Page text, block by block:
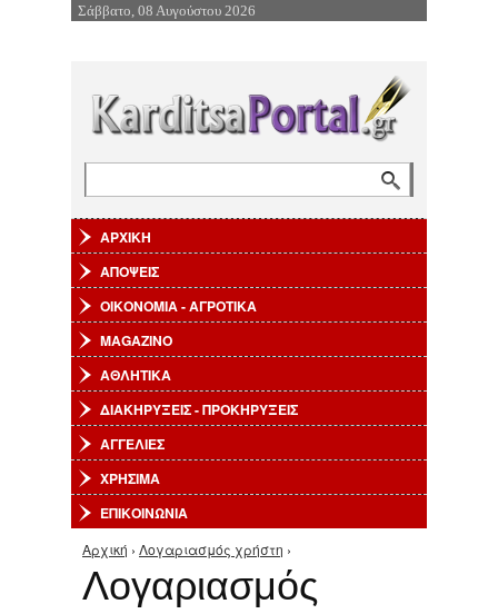
Επιστροφή στην Πλοήγηση
Σάββατο, 08 Αυγούστου 2026
ΑΡΧΙΚΗ
ΑΠΟΨΕΙΣ
ΟΙΚΟΝΟΜΙΑ - ΑΓΡΟΤΙΚΑ
MAGAZINO
ΑΘΛΗΤΙΚΑ
ΔΙΑΚΗΡΥΞΕΙΣ - ΠΡΟΚΗΡΥΞΕΙΣ
ΑΓΓΕΛΙΕΣ
ΧΡΗΣΙΜΑ
ΕΠΙΚΟΙΝΩΝΙΑ
Είστε εδώ
Αρχική › Λογαριασμός χρήστη ›
Λογαριασμός